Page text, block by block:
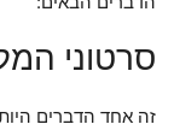
סרטוני
זה אחד הדברים